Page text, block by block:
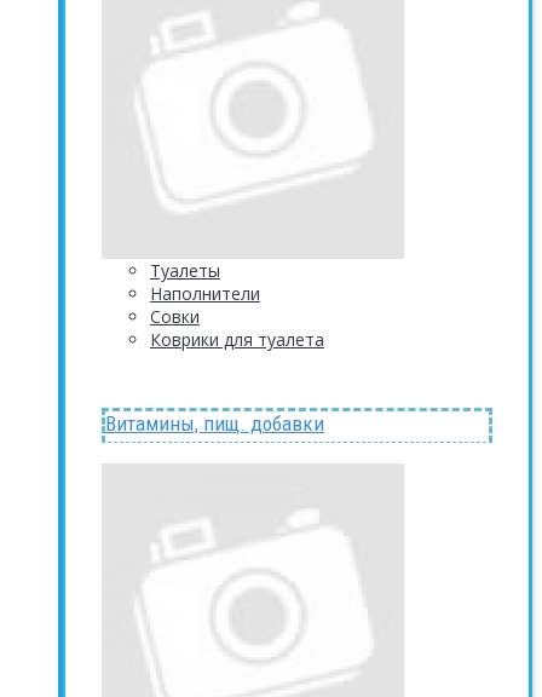
Туалеты
Наполнители
Совки
Коврики для туалета
Витамины, пищ. добавки